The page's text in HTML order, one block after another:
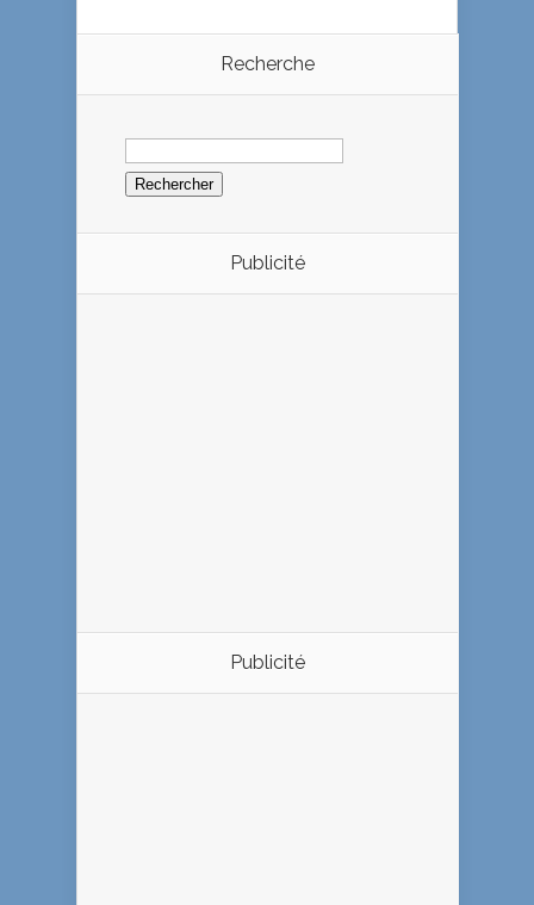
Recherche
Rechercher :
Publicité
Publicité